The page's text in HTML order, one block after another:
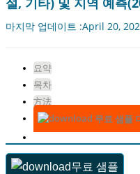
마지막 업데이트 :April 20,
요약
목차
方法
무료 샘플
무료 샘플